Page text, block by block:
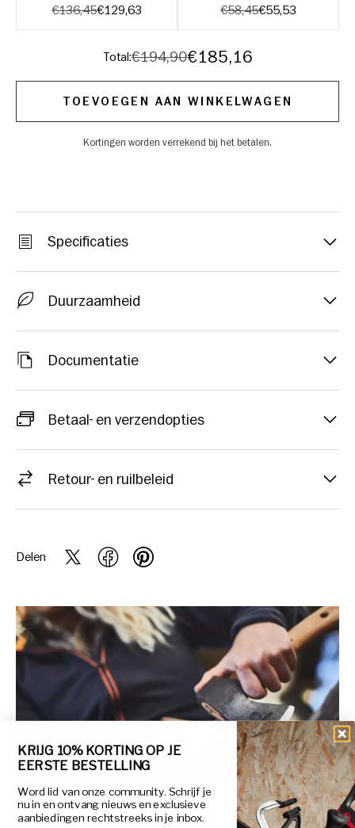
Original price:
€136,45Current price:
€129,63 Original price:
€58,45Current price:
€55,53
Total:Original price
€194,90Discounted price
€185,16
TOEVOEGEN AAN WINKELWAGEN
Kortingen worden verrekend bij het betalen.
Specificaties
Duurzaamheid
Documentatie
Betaal- en verzendopties
Retour- en ruilbeleid
Delen
VORIGE
1 /van
3 DIAVOORSTELLING
VOLGENDE
KRIJG 10% KORTING OP JE
EERSTE BESTELLING
Word lid van onze community. Schrijf je
nu in en ontvang nieuws en exclusieve
aanbiedingen rechtstreeks in je inbox.